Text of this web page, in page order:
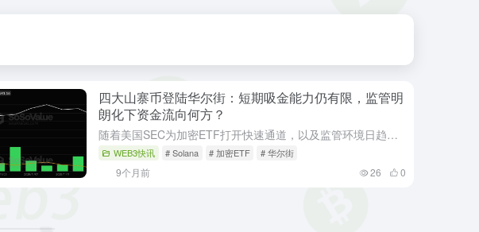
四大山寨币登陆华尔街：短期吸金能力仍有限，监管明
朗化下资金流向何方？
随着美国SEC为加密ETF打开快速通道，以及监管环境日趋明朗，越来越多山寨币试图借此登上华尔街舞台。四大山寨币登陆华尔街，短期吸金能力仍有限一方面，山寨币的市场规模与流动性有限。ETF的净值估算依赖底...
WEB3快讯 # Solana # 加密ETF # 华尔街
9个月前 26 0